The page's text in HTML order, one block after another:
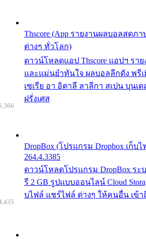
Thscore (App รายงานผลบอลสดภ
ต่างๆ ทั่วโลก)
ดาวน์โหลดแอป Thscore แอปฯ รา
และแม่นยำทันใจ ผลบอลลีกดัง พรี
เซเรีย อา อิตาลี ลาลีกา สเปน บุนเ
ฝรั่งเศส
DropBox (โปรแกรม Dropbox เก็บ
264.4.3385
ดาวน์โหลดโปรแกรม DropBox ระ
รี 2 GB รูปแบบออนไลน์ Cloud
บไฟล์ แชร์ไฟล์ ต่างๆ ให้คนอื่น เข้า